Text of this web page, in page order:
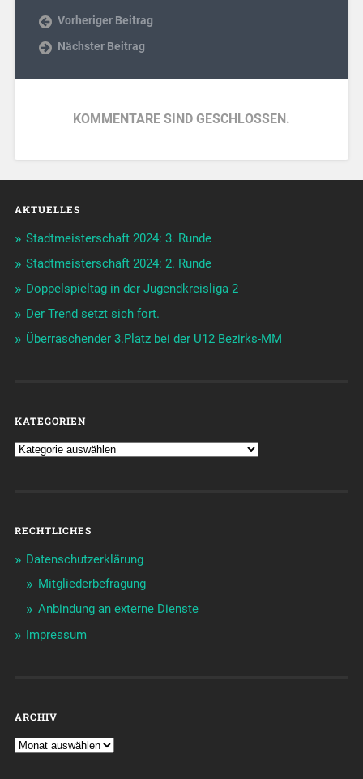
Vorheriger Beitrag
Nächster Beitrag
KOMMENTARE SIND GESCHLOSSEN.
AKTUELLES
Stadtmeisterschaft 2024: 3. Runde
Stadtmeisterschaft 2024: 2. Runde
Doppelspieltag in der Jugendkreisliga 2
Der Trend setzt sich fort.
Überraschender 3.Platz bei der U12 Bezirks-MM
KATEGORIEN
RECHTLICHES
Datenschutzerklärung
Mitgliederbefragung
Anbindung an externe Dienste
Impressum
ARCHIV